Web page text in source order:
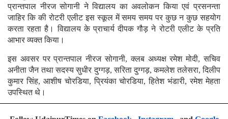
प्रान्तपाल नीरज सोगानी ने विद्यालय का अवलोकन किया एवं प्रसनन्ता
जाहिर कि की रोटरी एलीट इस स्कूल में समय समय पर कुछ न कुछ सहयोग
करता रहता है। विद्यालय के प्राचार्य दीपक गौड़ ने रोटरी एलीट के प्रति
आभार व्यक्त किया।
इस अवसर पर प्रान्तपाल नीरज सोगानी, क्लब अध्यक्ष रमेश मोदी, सचिव
अनीता जैन तथा सदस्य सुधीर दुग्गड़, सरिता दुग्गड़, कमलेश तलेसरा, दिलीप
कुमार सिंह, आशीष चोरडिया, प्रियंका चोरडिया, हितेश भंडारी, रमेश मेहता
उपस्थित थे।